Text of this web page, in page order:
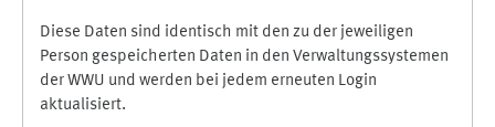
Diese Daten sind identisch mit den zu der jeweiligen
Person gespeicherten Daten in den Verwaltungssystemen
der WWU und werden bei jedem erneuten Login
aktualisiert.